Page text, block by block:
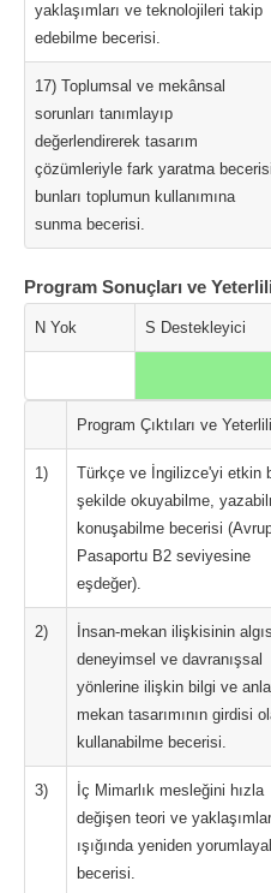
yaklaşımları ve teknolojileri takip
edebilme becerisi.
17) Toplumsal ve mekânsal
sorunları tanımlayıp
değerlendirerek tasarım
çözümleriyle fark yaratma
bunları toplumun kullanımına
sunma becerisi.
Program Sonuçları ve
N Yok S Destekleyici
Program Çıktıları ve
1)
Türkçe ve İngilizce'yi etkin
şekilde okuyabilme,
konuşabilme becerisi
Pasaportu B2 seviyesine
eşdeğer).
2)
İnsan-mekan ilişkisinin
deneyimsel ve davranışsal
yönlerine ilişkin bilgi ve
mekan tasarımının girdisi
kullanabilme becerisi.
3)
İç Mimarlık mesleğini hızla
değişen teori ve yaklaşımlar
ışığında yeniden
becerisi.